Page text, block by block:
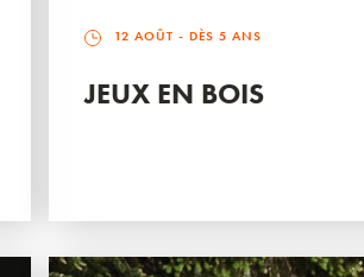
12 AOÛT - DÈS 5 ANS
JEUX EN BOIS